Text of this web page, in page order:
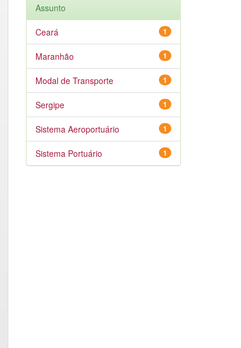
Assunto
1
Ceará
1
Maranhão
1
Modal de Transporte
1
Sergipe
1
Sistema Aeroportuário
1
Sistema Portuário